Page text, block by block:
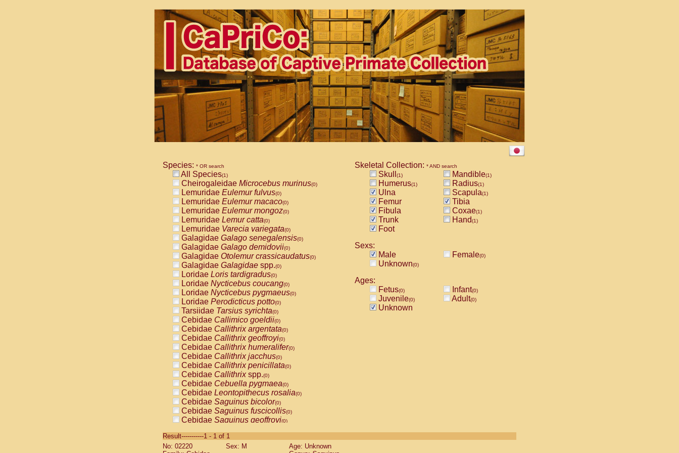
Species: * OR search
All Species(1)
Cheirogaleidae Microcebus murinus(0)
Lemuridae Eulemur fulvus(0)
Lemuridae Eulemur macaco(0)
Lemuridae Eulemur mongoz(0)
Lemuridae Lemur catta(0)
Lemuridae Varecia variegata(0)
Galagidae Galago senegalensis(0)
Galagidae Galago demidovii(0)
Galagidae Otolemur crassicaudatus(0)
Galagidae Galagidae spp.(0)
Loridae Loris tardigradus(0)
Loridae Nycticebus coucang(0)
Loridae Nycticebus pygmaeus(0)
Loridae Perodicticus potto(0)
Tarsiidae Tarsius syrichta(0)
Cebidae Callimico goeldii(0)
Cebidae Callithrix argentata(0)
Cebidae Callithrix geoffroyi(0)
Cebidae Callithrix humeralifer(0)
Cebidae Callithrix jacchus(0)
Cebidae Callithrix penicillata(0)
Cebidae Callithrixspp.(0)
Cebidae Cebuella pygmaea(0)
Cebidae Leontopithecus rosalia(0)
Cebidae Saguinus bicolor(0)
Cebidae Saguinus fuscicollis(0)
Cebidae Saguinus geoffroyi(0)
CebidaeSaguinus labiatus(0)
Cebidae Saguinus leucopus (0)
Skeletal Collection: * AND search
Skull (1) Mandible(1)
Humerus(1) Radius(1)
Ulna Scapula(1)
Femur
Tibia
Fibula
Coxae(1)
Trunk Hand(1)
Foot
Sexs:
Male
Female(0)
Unknown(0)
Ages:
Fetus(0) Infant(0)
Juvenile(0) Adult(0)
Unknown
Result-----------1 - 1 of 1
No: 02220
Sex: M
Age: Unknown